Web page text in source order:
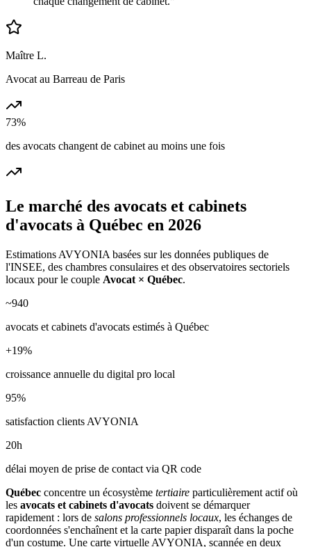
Maître L.
Avocat au Barreau de Paris
73%
des avocats changent de cabinet au moins une fois
Le marché des avocats et cabinets
d'avocats à Québec en 2026
Estimations AVYONIA basées sur les données publiques de
l'INSEE, des chambres consulaires et des observatoires sectoriels
locaux pour le couple Avocat × Québec.
~940
avocats et cabinets d'avocats estimés à Québec
+19%
croissance annuelle du digital pro local
95%
satisfaction clients AVYONIA
20h
délai moyen de prise de contact via QR code
Québec concentre un écosystème tertiaire particulièrement actif où
les avocats et cabinets d'avocats doivent se démarquer
rapidement : lors de salons professionnels locaux, les échanges de
coordonnées s'enchaînent et la carte papier disparaît dans la poche
d'un costume. Une carte virtuelle AVYONIA, scannée en deux